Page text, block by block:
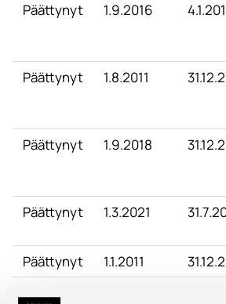
Päättynyt
1.9.2016
Päättynyt
1.8.2011
Päättynyt
1.9.2018
Päättynyt
1.3.2021
Päättynyt
1.1.2011
Päättynyt